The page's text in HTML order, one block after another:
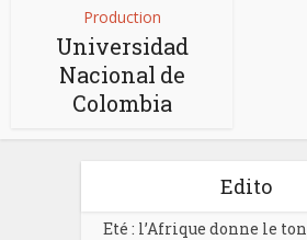
Production
Universidad
Nacional de
Colombia
Edito
Eté : l’Afrique donne le ton